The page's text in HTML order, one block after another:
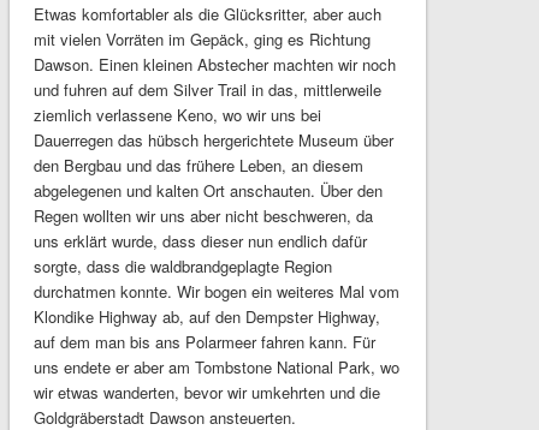
Etwas komfortabler als die Glücksritter, aber auch
mit vielen Vorräten im Gepäck, ging es Richtung
Dawson. Einen kleinen Abstecher machten wir noch
und fuhren auf dem Silver Trail in das, mittlerweile
ziemlich verlassene Keno, wo wir uns bei
Dauerregen das hübsch hergerichtete Museum über
den Bergbau und das frühere Leben, an diesem
abgelegenen und kalten Ort anschauten. Über den
Regen wollten wir uns aber nicht beschweren, da
uns erklärt wurde, dass dieser nun endlich dafür
sorgte, dass die waldbrandgeplagte Region
durchatmen konnte. Wir bogen ein weiteres Mal vom
Klondike Highway ab, auf den Dempster Highway,
auf dem man bis ans Polarmeer fahren kann. Für
uns endete er aber am Tombstone National Park, wo
wir etwas wanderten, bevor wir umkehrten und die
Goldgräberstadt Dawson ansteuerten.